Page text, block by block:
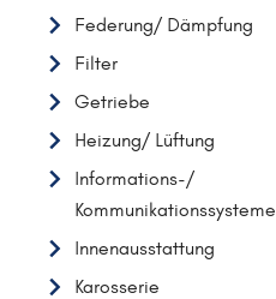
Federung/ Dämpfung
Filter
Getriebe
Heizung/ Lüftung
Informations-/
Kommunikationssysteme
Innenausstattung
Karosserie